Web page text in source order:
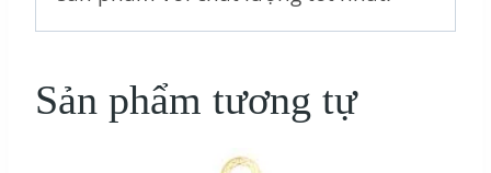
Sản phẩm tương tự